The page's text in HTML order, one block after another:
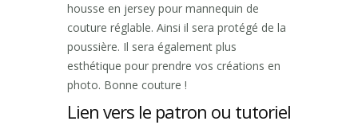
housse en jersey pour mannequin de
couture réglable. Ainsi il sera protégé de la
poussière. Il sera également plus
esthétique pour prendre vos créations en
photo. Bonne couture !
Lien vers le patron ou tutoriel